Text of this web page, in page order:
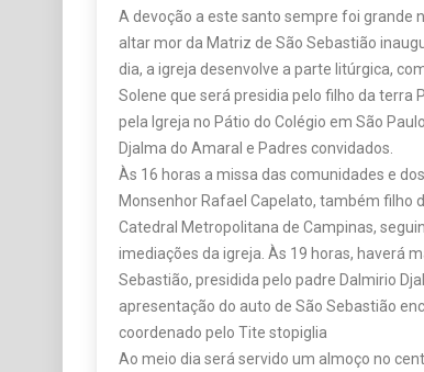
A devoção a este santo sempre foi grande
altar mor da Matriz de São Sebastião
dia, a igreja desenvolve a parte litúrgica,
Solene que será presidia pelo filho da terra
pela Igreja no Pátio do Colégio em São
Djalma do Amaral e Padres convidados.
Às 16 horas a missa das comunidades e
Monsenhor Rafael Capelato, também filho
Catedral Metropolitana de Campinas,
imediações da igreja. Às 19 horas, haverá
Sebastião, presidida pelo padre Dalmirio
apresentação do auto de São Sebastião
coordenado pelo Tite stopiglia
Ao meio dia será servido um almoço no